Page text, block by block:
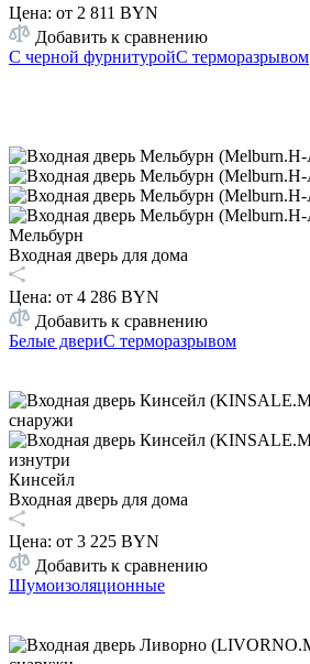
Цена: от 2 811 BYN
Добавить к сравнению
С черной фурнитуройС терморазрывом
Мельбурн
Входная дверь для дома
Цена: от 4 286 BYN
Добавить к сравнению
Белые двериС терморазрывом
Кинсейл
Входная дверь для дома
Цена: от 3 225 BYN
Добавить к сравнению
Шумоизоляционные